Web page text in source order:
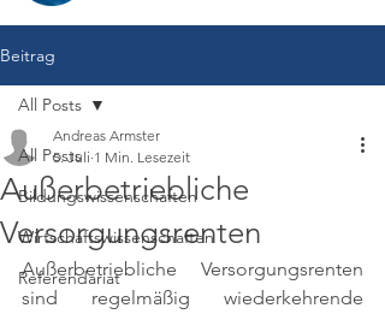
Beitrag
All Posts
Bildungswissenschaften
Wirtschaftswissenschaften
Referendariat
All Posts
Außerbetriebliche
Versorgungsrenten
Andreas Armster
5. Juli 1 Min. Lesezeit
Außerbetriebliche Versorgungsrenten
sind regelmäßig wiederkehrende